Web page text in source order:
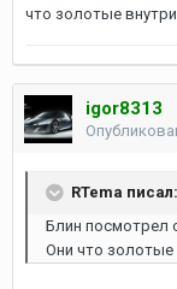
что золотые
igor8313
RTema писал:
Блин посмотрел
Они что золотые